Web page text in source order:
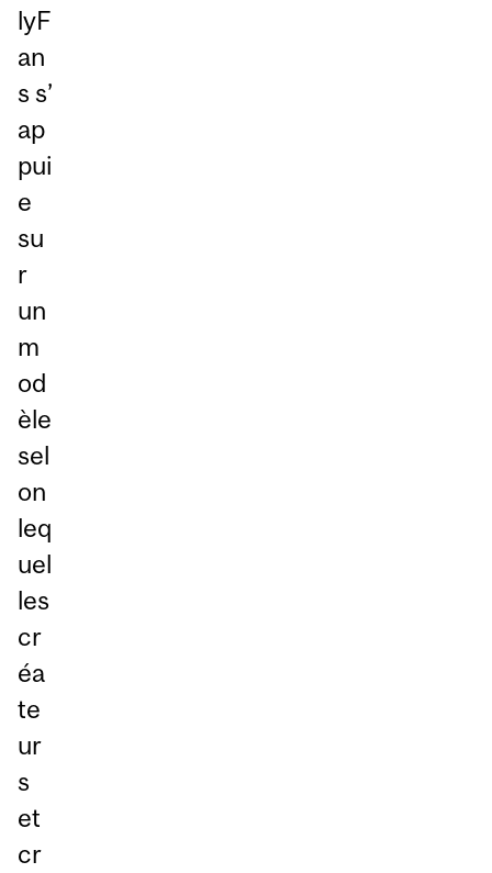
lyF
an
s s’
ap
pui
e
su
r
un
m
od
èle
sel
on
leq
uel
les
cr
éa
te
ur
s
et
cr